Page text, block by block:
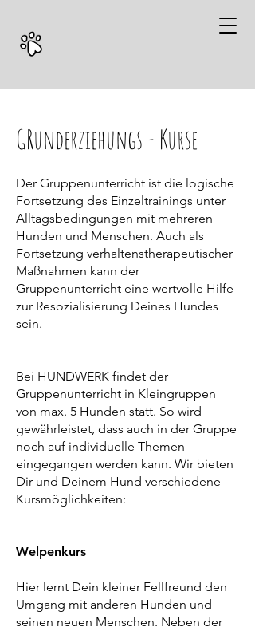
GRunderziehungs - Kurse
Der Gruppenunterricht ist die logische
Fortsetzung des Einzeltrainings unter
Alltagsbedingungen mit mehreren
Hunden und Menschen. Auch als
Fortsetzung verhaltenstherapeutischer
Maßnahmen kann der
Gruppenunterricht eine wertvolle Hilfe
zur Resozialisierung Deines Hundes
sein.
Bei HUNDWERK findet der
Gruppenunterricht in Kleingruppen
von max. 5 Hunden statt. So wird
gewährleistet, dass auch in der Gruppe
noch auf individuelle Themen
eingegangen werden kann. Wir bieten
Dir und Deinem Hund verschiedene
Kursmöglichkeiten:
Welpenkurs
Hier lernt Dein kleiner Fellfreund den
Umgang mit anderen Hunden und
seinen neuen Menschen. Neben der